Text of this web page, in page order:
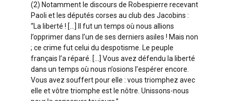
(2) Notamment le discours de Robespierre recevant
Paoli et les députés corses au club des Jacobins :
“La liberté ! […] Il fut un temps où nous allions
l’opprimer dans l’un de ses derniers asiles ! Mais non
; ce crime fut celui du despotisme. Le peuple
français l’a réparé. […] Vous avez défendu la liberté
dans un temps où nous n’osions l’espérer encore.
Vous avez souffert pour elle : vous triomphez avec
elle et vôtre triomphe est le nôtre. Unissons-nous